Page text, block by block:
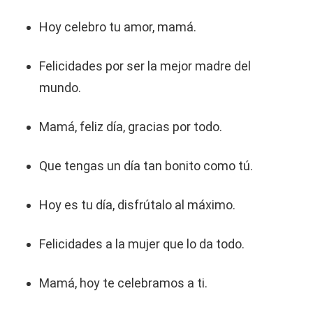
Hoy celebro tu amor, mamá.
Felicidades por ser la mejor madre del
mundo.
Mamá, feliz día, gracias por todo.
Que tengas un día tan bonito como tú.
Hoy es tu día, disfrútalo al máximo.
Felicidades a la mujer que lo da todo.
Mamá, hoy te celebramos a ti.